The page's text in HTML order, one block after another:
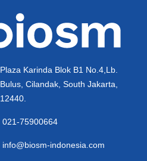
Plaza Karinda Blok B1 No.4,Lb.
Bulus, Cilandak, South Jakarta,
12440.
021-75900664
info@biosm-indonesia.com